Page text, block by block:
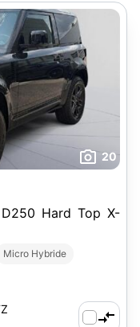
20
Hard Top X-
Micro Hybride